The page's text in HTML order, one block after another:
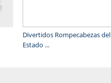
Divertidos Rompecabezas del
Estado ...